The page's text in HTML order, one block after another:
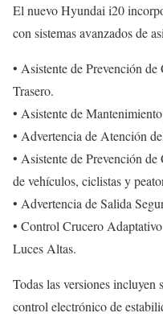
El nuevo Hyundai i20
con sistemas avanzados de
• Asistente de Prevención
Trasero.
• Asistente de
• Advertencia de Atención
• Asistente de Prevención
de vehículos, ciclistas y
• Advertencia de Salida
• Control Crucero
Luces Altas.
Todas las versiones
control electrónico de